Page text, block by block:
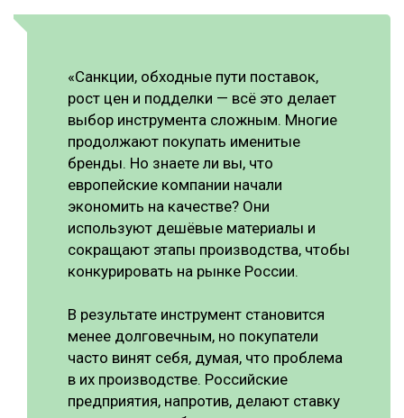
«Санкции, обходные пути поставок,
рост цен и подделки — всё это делает
выбор инструмента сложным. Многие
продолжают покупать именитые
бренды. Но знаете ли вы, что
европейские компании начали
экономить на качестве? Они
используют дешёвые материалы и
сокращают этапы производства, чтобы
конкурировать на рынке России.
В результате инструмент становится
менее долговечным, но покупатели
часто винят себя, думая, что проблема
в их производстве. Российские
предприятия, напротив, делают ставку